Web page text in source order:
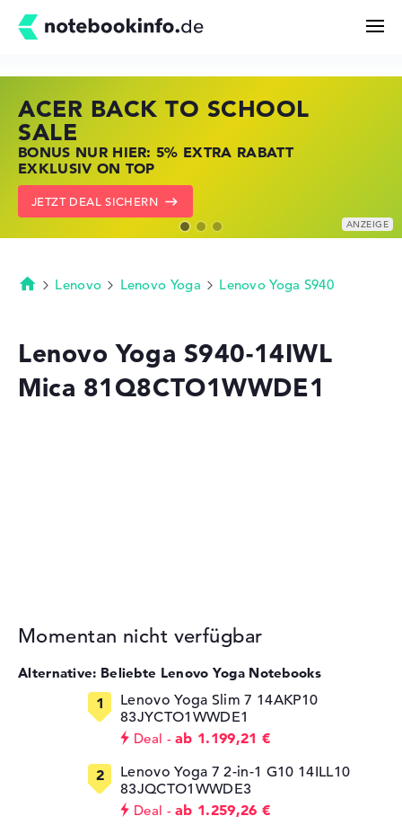
Kaufberatung
Technik & Wissen
Deals
Merkzettel
ACER BACK TO SCHOOL
SALE
BONUS NUR HIER: 5% EXTRA RABATT
EXKLUSIV ON TOP
JETZT DEAL SICHERN
HP STORE SSV DEALS
JETZT ZUGREIFEN: NOTEBOOKS BEI HP
KRÄFTIG REDUZIERT
ZU DEN HP ANGEBOTEN
LENOVO LAPTOP DEALS
NOTEBOOKS BEI LENOVO JETZT
KRÄFTIG REDUZIERT
LENOVO DEALS ZEIGEN
Startseite
Lenovo Lenovo Yoga Lenovo Yoga S940
Lenovo Yoga S940-14IWL
Mica 81Q8CTO1WWDE1
Momentan nicht verfügbar
Alternative: Beliebte Lenovo Yoga Notebooks
Lenovo Yoga Slim 7 14AKP10
83JYCTO1WWDE1
Deal
ab 1.199,21 €
Lenovo Yoga 7 2-in-1 G10 14ILL10
83JQCTO1WWDE3
Deal ab 1.259,26 €